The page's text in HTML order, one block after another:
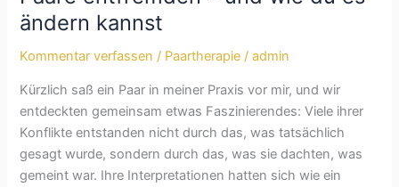
ändern kannst
Kommentar verfassen / Paartherapie /admin
Kürzlich saß ein Paar in meiner Praxis vor mir, und wir
entdeckten gemeinsam etwas Faszinierendes: Viele ihrer
Konflikte entstanden nicht durch das, was tatsächlich
gesagt wurde, sondern durch das, was sie dachten, was
gemeint war. Ihre Interpretationen hatten sich wie ein
–
und
du
es
ändern
kannst